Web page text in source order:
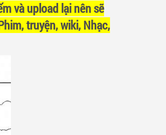
và upload lại nên sẽ
truyện, wiki, Nhạc,